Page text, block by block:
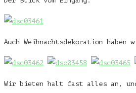
Auch Weihnachtsdekoration haben
Wir bieten halt fast alles an,